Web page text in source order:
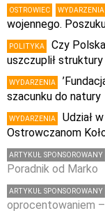
OSTROWIEC WYDARZENIA
wojennego.
POLITYKA
Czy
uszczuplił
WYDARZENIA
szacunku do natury
WYDARZENIA
Udział
Ostrowczanom
ARTYKUŁ SPONSOROWANY
Poradnik od Marko
ARTYKUŁ SPONSOROWANY
oprocentowaniem